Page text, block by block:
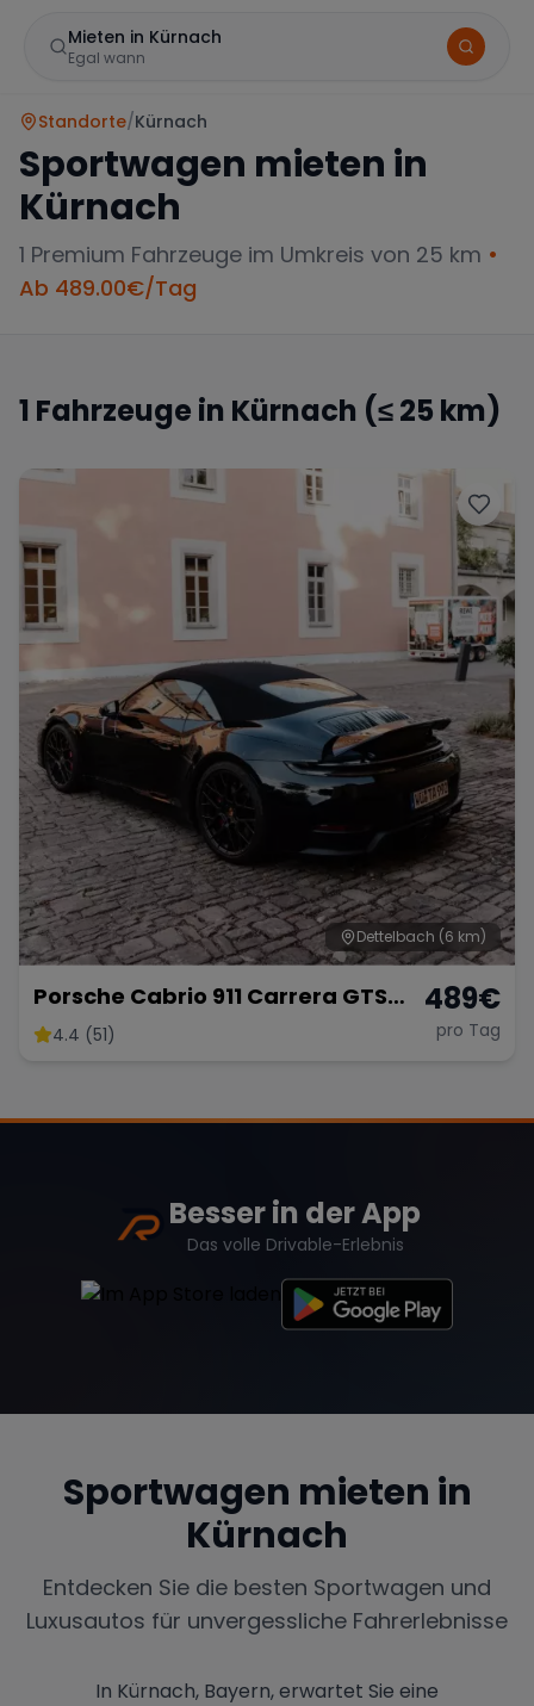
Mieten in Kürnach
Egal wann
Lamborghini Ferrari
McLaren Ford
Tesla Chevrolet Dodge
Bentley Rolls Royce Aston Martin
Bugatti Maserati
Zeitraum wählen
Standorte/Kürnach
Sportwagen mieten in
Kürnach
1 Premium Fahrzeuge im Umkreis von 25 km •
Ab 489.00€/Tag
1 Fahrzeuge in Kürnach (≤ 25 km)
Dettelbach (6 km)
Porsche Cabrio 911 Carrera GTS
mieten
4.4 (51)
489€
pro Tag
Besser in der App
Das volle Drivable-Erlebnis
Sportwagen mieten in
Kürnach
Entdecken Sie die besten Sportwagen und
Luxusautos für unvergessliche Fahrerlebnisse
In Kürnach, Bayern, erwartet Sie eine